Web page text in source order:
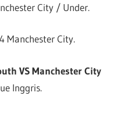
City / Under.
Manchester City.
VS Manchester City
Inggris.